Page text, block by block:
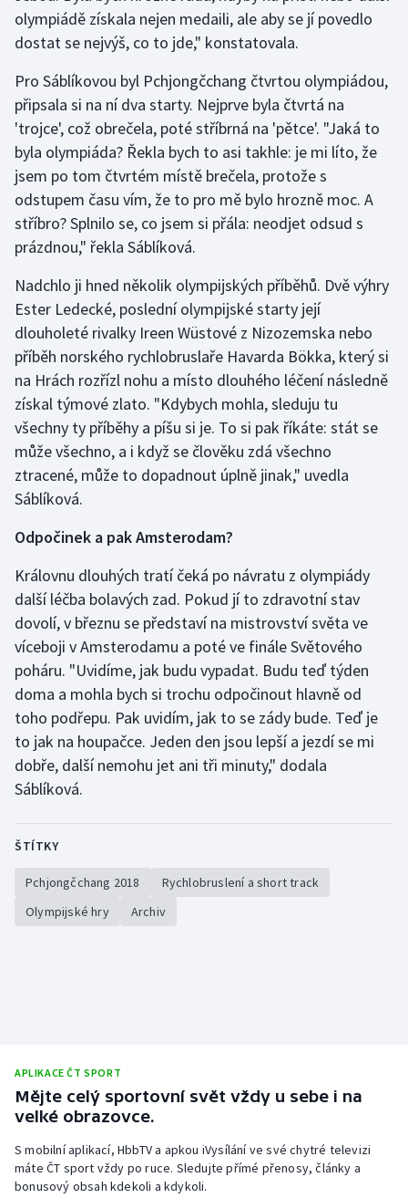
Stolní tenis
Veslování
Vodní slalom
Volejbal
Ostatní
olympiádě získala nejen medaili, ale aby se jí povedlo
dostat se nejvýš, co to jde," konstatovala.
Pro Sáblíkovou byl Pchjongčchang čtvrtou olympiádou,
připsala si na ní dva starty. Nejprve byla čtvrtá na
'trojce', což obrečela, poté stříbrná na 'pětce'. "Jaká to
byla olympiáda? Řekla bych to asi takhle: je mi líto, že
jsem po tom čtvrtém místě brečela, protože s
odstupem času vím, že to pro mě bylo hrozně moc. A
stříbro? Splnilo se, co jsem si přála: neodjet odsud s
prázdnou," řekla Sáblíková.
Nadchlo ji hned několik olympijských příběhů. Dvě výhry
Ester Ledecké, poslední olympijské starty její
dlouholeté rivalky Ireen Wüstové z Nizozemska nebo
příběh norského rychlobruslaře Havarda Bökka, který si
na Hrách rozřízl nohu a místo dlouhého léčení následně
získal týmové zlato. "Kdybych mohla, sleduju tu
všechny ty příběhy a píšu si je. To si pak říkáte: stát se
může všechno, a i když se člověku zdá všechno
ztracené, může to dopadnout úplně jinak," uvedla
Sáblíková.
Odpočinek a pak Amsterodam?
Královnu dlouhých tratí čeká po návratu z olympiády
další léčba bolavých zad. Pokud jí to zdravotní stav
dovolí, v březnu se představí na mistrovství světa ve
víceboji v Amsterodamu a poté ve finále Světového
poháru. "Uvidíme, jak budu vypadat. Budu teď týden
doma a mohla bych si trochu odpočinout hlavně od
toho podřepu. Pak uvidím, jak to se zády bude. Teď je
to jak na houpačce. Jeden den jsou lepší a jezdí se mi
dobře, další nemohu jet ani tři minuty," dodala
Sáblíková.
ŠTÍTKY
Pchjongčchang 2018
Rychlobruslení a short track
Olympijské hry
Archiv
APLIKACE ČT SPORT
Mějte celý sportovní svět vždy u sebe i na
velké obrazovce.
S mobilní aplikací, HbbTV a apkou iVysílání ve své chytré televizi
máte ČT sport vždy po ruce. Sledujte přímé přenosy, články a
bonusový obsah kdekoli a kdykoli.